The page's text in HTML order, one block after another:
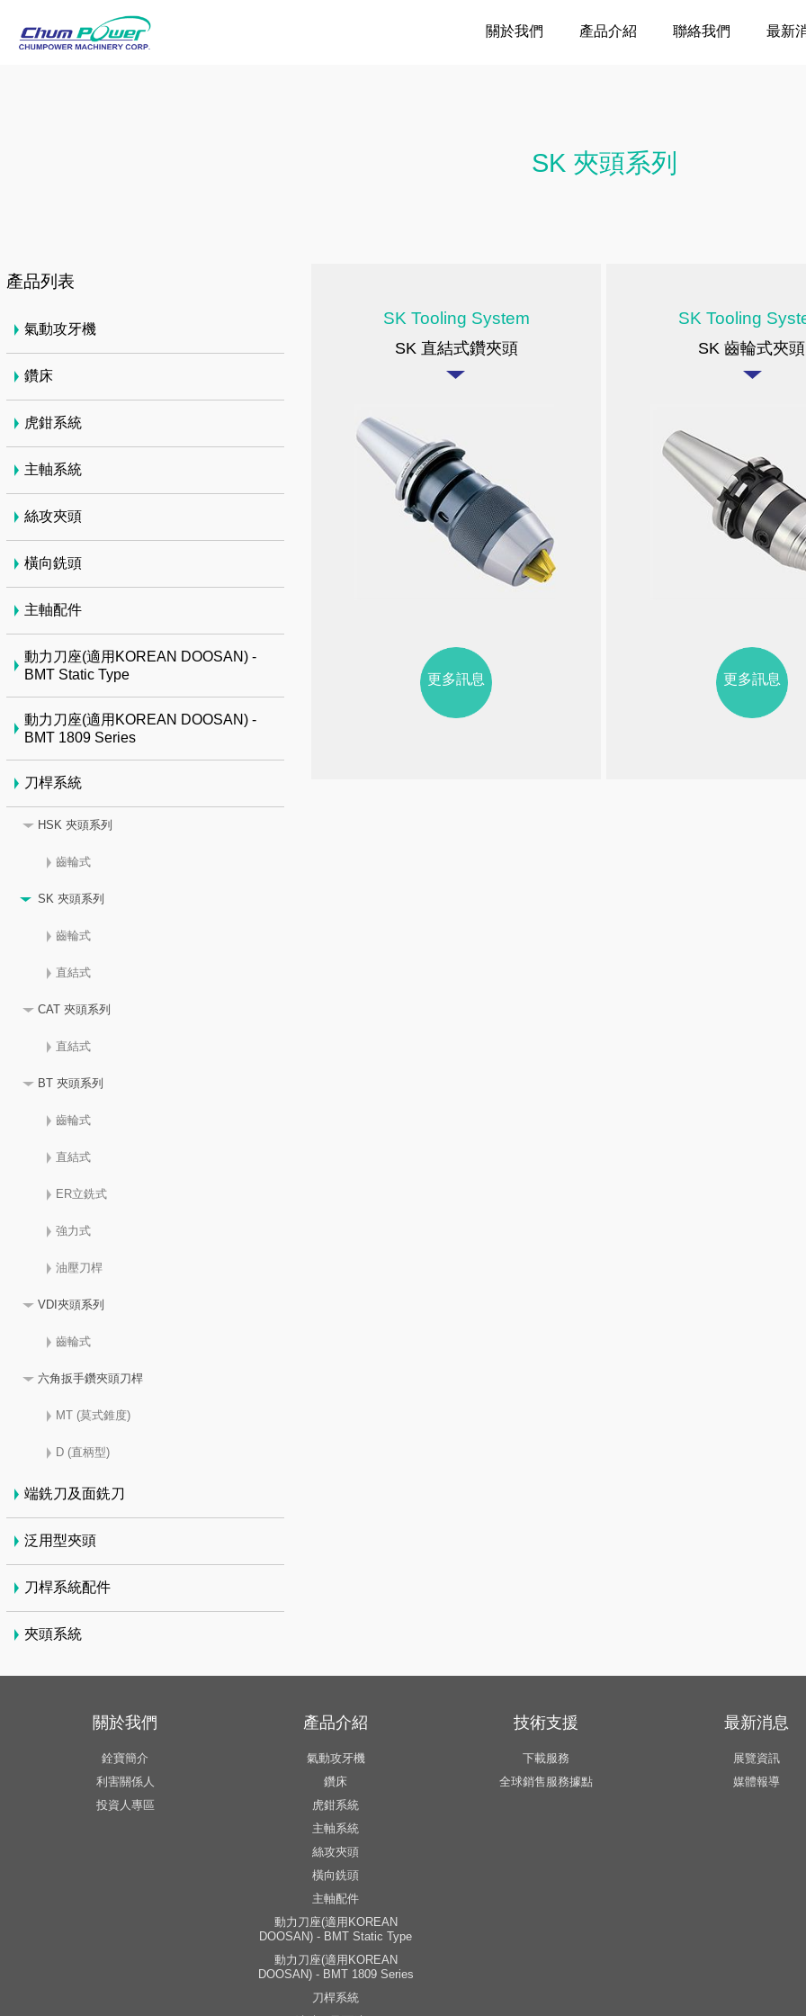
關於我們 產品介紹 聯絡我們 最新
SK 夾頭系列
SK Tooling System
SK 直結式鑽夾頭
更多訊息
SK Tooling
SK 齒輪式夾頭
更多訊息
產品列表
氣動攻牙機
鑽床
虎鉗系統
主軸系統
絲攻夾頭
橫向銑頭
主軸配件
動力刀座(適用KOREAN DOOSAN) -
BMT Static Type
動力刀座(適用KOREAN DOOSAN) -
BMT 1809 Series
刀桿系統
HSK 夾頭系列
齒輪式
SK 夾頭系列
齒輪式
直結式
CAT 夾頭系列
直結式
BT 夾頭系列
齒輪式
直結式
ER立銑式
強力式
油壓刀桿
VDI夾頭系列
齒輪式
六角扳手鑽夾頭刀桿
MT (莫式錐度)
D (直柄型)
端銑刀及面銑刀
泛用型夾頭
刀桿系統配件
夾頭系統
關於我們
銓寶簡介
利害關係人
投資人專區
產品介紹
氣動攻牙機
鑽床
虎鉗系統
主軸系統
絲攻夾頭
橫向銑頭
主軸配件
動力刀座(適用KOREAN
DOOSAN) - BMT Static Type
動力刀座(適用KOREAN
DOOSAN) - BMT 1809 Series
刀桿系統
技術支援
下載服務
全球銷售服務據點
最新消息
展覽資訊
媒體報導